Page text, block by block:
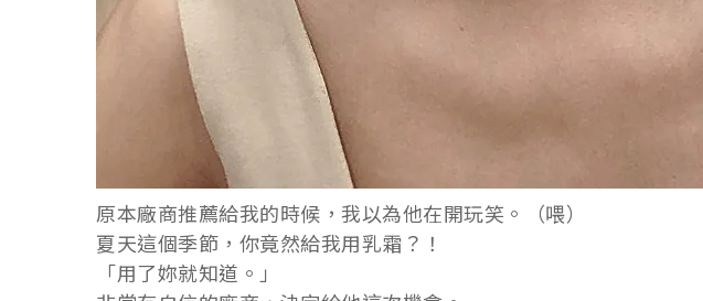
原本廠商推薦給我的時候，我以為他在開玩笑。（喂）
夏天這個季節，你竟然給我用乳霜？！
「用了妳就知道。」